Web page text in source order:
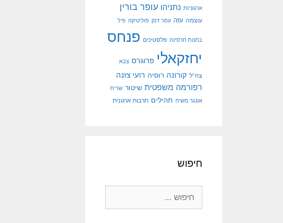
ארגוניות נתניהו עופר בורין
עוצמה עזה עמר דנק פוליטיקה פיל
בחנות חרסינה פלסטינים פנחס
יחזקאלי פרוגרס צבא
צה"ל קורונה רוסיה רועי צזנה
רפורמה משפטית שיטור שרית
אונגר משיח תהילים תרבות ארגונית
חיפוש